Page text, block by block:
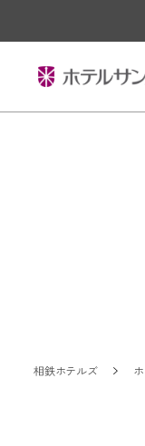
相鉄ホテルズ